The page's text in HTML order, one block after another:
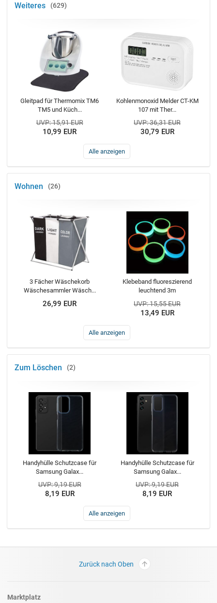
Weiteres 629
Gleitpad für Thermomix TM6
TM5 und Küch...
UVP: 15,91 EUR
10,99 EUR
Kohlenmonoxid Melder CT-KM
107 mit Ther...
UVP: 36,31 EUR
30,79 EUR
Alle anzeigen
Wohnen 26
3 Fächer Wäschekorb
Wäschesammler Wäsch...
26,99 EUR
Klebeband fluoreszierend
leuchtend 3m
UVP: 15,55 EUR
13,49 EUR
Alle anzeigen
Zum Löschen 2
Handyhülle Schutzcase für
Samsung Galax...
UVP: 9,19 EUR
8,19 EUR
Handyhülle Schutzcase für
Samsung Galax...
UVP: 9,19 EUR
8,19 EUR
Alle anzeigen
Zurück nach Oben
Marktplatz